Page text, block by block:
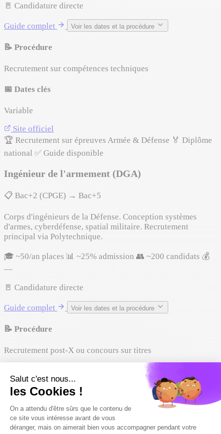
🚪 Candidature directe
Guide complet Voir les dates et la procédure
📝 Procédure
Recrutement sur compétences techniques
📅 Dates clés
Variable
Site officiel
🏆 Recrutement sur épreuves Armée & Défense 🏅 Diplôme
national ✅ Guide disponible
Ingénieur de l'armement (DGA)
📋 Bac+2 (CPGE) → Bac+5
Corps d'ingénieurs de la Défense. Conception systèmes
d'armes, cyberdéfense, spatial militaire. Recrutement
principal via Polytechnique.
🎓 ~50/an places 📊 ~25% admission 👥 ~200 candidats 💰
—
🚪 Candidature directe
Guide complet Voir les dates et la procédure
📝 Procédure
Recrutement post-X ou concours sur titres
Variable
Site officiel
🏆 Recrutement sur épreuvesArmée & Défense